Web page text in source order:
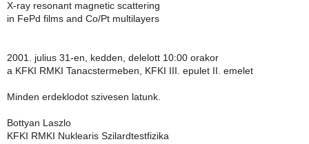
X-ray resonant magnetic scattering
in FePd films and Co/Pt multilayers
2001. julius 31-en, kedden, delelott 10:00 orakor
a KFKI RMKI Tanacstermeben, KFKI III. epulet II. emelet
Minden erdeklodot szivesen latunk.
Bottyan Laszlo
KFKI RMKI Nuklearis Szilardtestfizika